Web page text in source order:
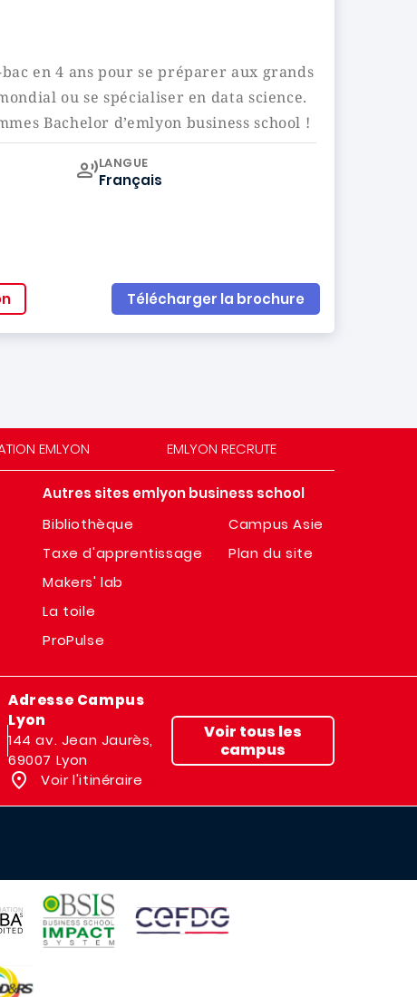
en 4 ans pour se préparer aux grands
ou se spécialiser en data science.
Bachelor d’emlyon business school !
Curriculum
LANGUE
Français
Télécharger la brochure
EMLYON EMLYON RECRUTE
Autres sites emlyon business school
Bibliothèque
Taxe d'apprentissage
Makers' lab
La toile
ProPulse
Campus Asie
Plan du site
Adresse Campus
Lyon
144 av. Jean Jaurès,
69007 Lyon
Voir l'itinéraire
Voir tous les
campus
IMAGE
IMAGE